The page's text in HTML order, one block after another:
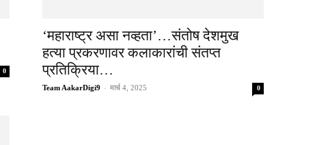
0
‘महाराष्ट्र असा नव्हता’…संतोष देशमुख
हत्या प्रकरणावर कलाकारांची संतप्त
प्रतिक्रिया…
Team AakarDigi9 - मार्च 4, 2025 0